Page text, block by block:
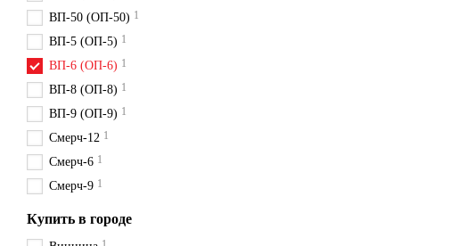
ВП-50 (ОП-50) 1
ВП-5 (ОП-5) 1
ВП-6 (ОП-6) 1
ВП-8 (ОП-8) 1
ВП-9 (ОП-9) 1
Смерч-12 1
Смерч-6 1
Смерч-9 1
Купить в городе